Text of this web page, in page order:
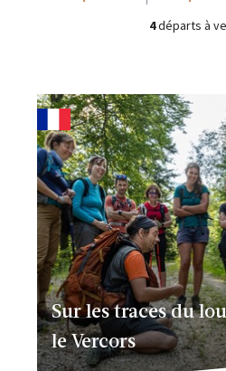
4départs à
Sur les traces du
le Vercors